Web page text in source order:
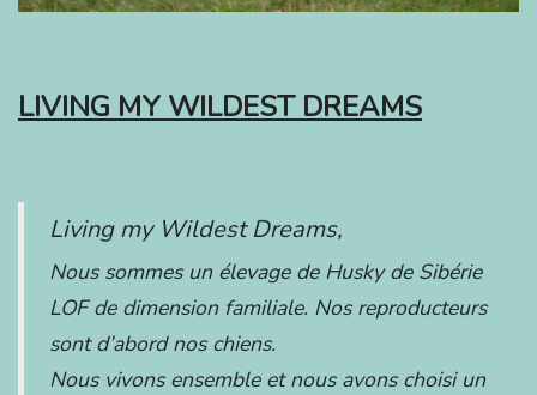
LIVING MY WILDEST DREAMS
Living my Wildest Dreams,
Nous sommes un élevage de Husky de Sibérie
LOF de dimension familiale. Nos reproducteurs
sont d’abord nos chiens.
Nous vivons ensemble et nous avons choisi un